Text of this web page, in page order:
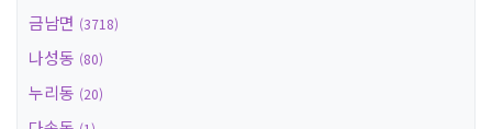
금남면 (3718)
나성동 (80)
누리동 (20)